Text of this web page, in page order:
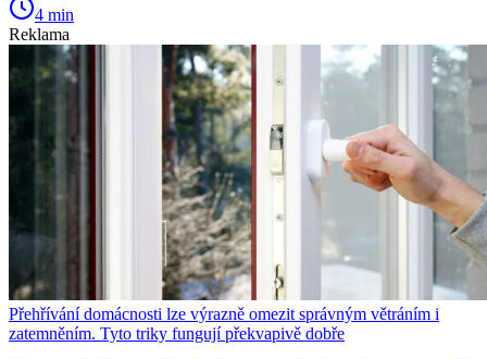
4 min
Reklama
Přehřívání domácnosti lze výrazně omezit správným větráním i
zatemněním. Tyto triky fungují překvapivě dobře